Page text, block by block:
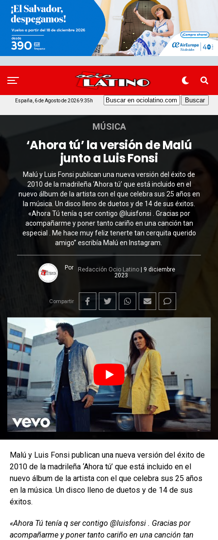
España, 6 de Agosto de 2026 9:35h
MÚSICA
‘Ahora tú’ la versión de Malú
junto a Luis Fonsi
Malú y Luis Fonsi publican una nueva versión del éxito de
2010 de la madrileña ‘Ahora tú’ que está incluido en el
nuevo álbum de la artista con el que celebra sus 25 años en
la música. Un disco lleno de duetos y de 14 de sus éxitos.
«Ahora Tú tenía q ser contigo @luisfonsi . Gracias por
acompañarme y poner tanto cariño en una canción tan
especial . Me hace muy feliz tenerte tan cerquita querido
amigo” escribía Malú en Instagram.
Por Redacción Ocio Latino
9 diciembre
2023
Compartir
Malú y Luis Fonsi publican una nueva versión del éxito de
2010 de la madrileña ‘Ahora tú’ que está incluido en el
nuevo álbum de la artista con el que celebra sus 25 años
en la música. Un disco lleno de duetos y de 14 de sus
éxitos.
«Ahora Tú tenía q ser contigo @luisfonsi . Gracias por
acompañarme y poner tanto cariño en una canción tan